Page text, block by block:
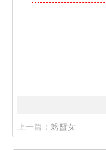
上一篇： 螃蟹女